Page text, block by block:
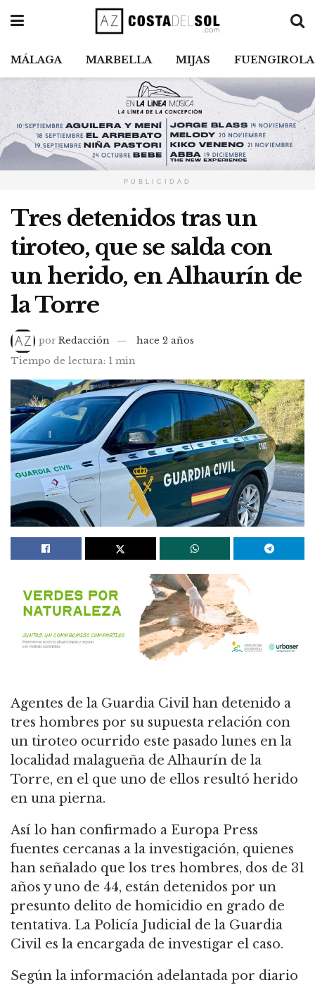
MÁLAGA MARBELLA MIJAS FUENGIROLA
PUBLICIDAD
Tres detenidos tras un
tiroteo, que se salda con
un herido, en Alhaurín de
la Torre
por Redacción
hace 2 años
Tiempo de lectura: 1 min
Agentes de la Guardia Civil han detenido a
tres hombres por su supuesta relación con
un tiroteo ocurrido este pasado lunes en la
localidad malagueña de Alhaurín de la
Torre, en el que uno de ellos resultó herido
en una pierna.
Así lo han confirmado a Europa Press
fuentes cercanas a la investigación, quienes
han señalado que los tres hombres, dos de 31
años y uno de 44, están detenidos por un
presunto delito de homicidio en grado de
tentativa. La Policía Judicial de la Guardia
Civil es la encargada de investigar el caso.
Según la información adelantada por diario